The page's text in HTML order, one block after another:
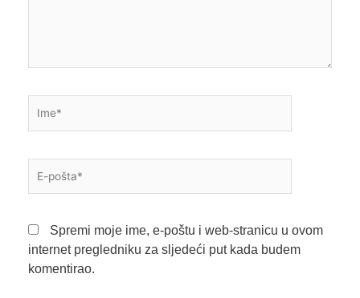
pošta*
Spremi moje ime, e-poštu i web-stranicu u ovom
internet pregledniku za sljedeći put kada budem
komentirao.